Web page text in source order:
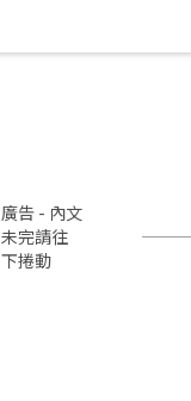
廣告 - 內文
未完請往
下捲動